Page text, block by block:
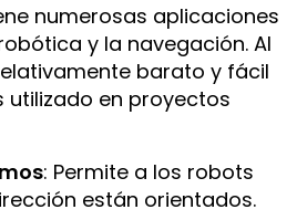
numerosas aplicaciones
y la navegación. Al
barato y fácil
utilizado en proyectos
: Permite a los robots
están orientados.